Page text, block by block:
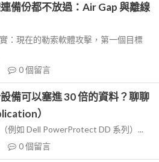
備份都不放過：Air Gap 與離線
：現在的勒索軟體攻擊，第一個目標
0個留言
備可以塞進 30 倍的資料？聊聊
）
例如 Dell PowerProtect DD 系列）...
0個留言